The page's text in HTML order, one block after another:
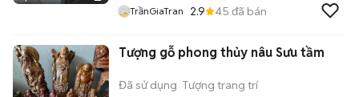
TrầnGiaTran 2.9 45 đã bán
Tượng gỗ phong thủy nâu Sưu tầm
Đã sử dụng Tượng trang trí